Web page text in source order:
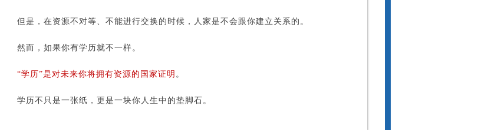
但是，在资源不对等、不能进行交换的时候，人家是不会跟你建立关系的。
然而，如果你有学历就不一样。
“学历”是对未来你将拥有资源的国家证明 。
学历不只是一张纸，更是一块你人生中的垫脚石。